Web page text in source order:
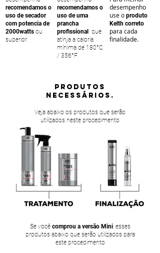
recomendamos o
uso de secador
com potencia de
2000watts ou
superior.
recomendamos o
uso de uma
prancha
profissional que
atinja a caloria
mínima de 180°C
/ 356°F.
desempenho
use o produto
Kelth correto
para cada
finalidade.
PRODUTOS
NECESSÁRIOS.
Veja abaixo os produtos que serão
utilizados neste procedimento
Se você comprou a versão Mini, esses
produtos abaixo que serão utilizados para
este procedimento